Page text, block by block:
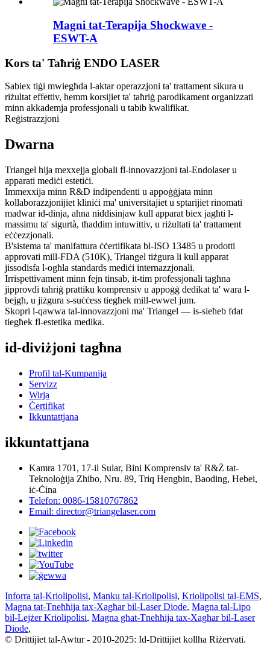
Magni tat-Terapija Shockwave -
ESWT-A
Kors ta' Taħriġ ENDO LASER
Sabiex tiġi mwiegħda l-aktar operazzjoni ta' trattament sikura u
riżultat effettiv, hemm korsijiet ta' taħriġ parodikament organizzati
minn akkademja professjonali u tabib kwalifikat.
Reġistrazzjoni
Dwarna
Triangel hija mexxejja globali fl-innovazzjoni tal-Endolaser u
apparati mediċi estetiċi.
Immexxija minn R&D indipendenti u appoġġjata minn
kollaborazzjonijiet kliniċi ma' universitajiet u sptarijiet rinomati
madwar id-dinja, aħna niddisinjaw kull apparat biex jagħti l-
massimu ta' sigurtà, tħaddim intuwittiv, u riżultati ta' trattament
eċċezzjonali.
B'sistema ta' manifattura ċċertifikata bl-ISO 13485 u prodotti
approvati mill-FDA (510K), Triangel tiżgura li kull apparat
jissodisfa l-ogħla standards mediċi internazzjonali.
Irrispettivament minn fejn tinsab, it-tim professjonali tagħna
jipprovdi taħriġ prattiku komprensiv u appoġġ dedikat ta' wara l-
bejgħ, u jiżgura s-suċċess tiegħek mill-ewwel jum.
Skopri l-qawwa tal-innovazzjoni ma' Triangel — is-sieħeb fdat
tiegħek fl-estetika medika.
id-diviżjoni tagħna
Profil tal-Kumpanija
Servizz
Wirja
Ċertifikat
Ikkuntattjana
ikkuntattjana
Kamra 1701, 17-il Sular, Bini Komprensiv ta' R&Ż tat-
Teknoloġija Zhibo, Nru. 89, Triq Hengbin, Baoding, Hebei,
iċ-Ċina
Telefon: 0086-15810767862
Email: director@triangelaser.com
Inforra tal-Kriolipolisi, Manku tal-Kriolipolisi, Kriolipolisi tal-EMS,
Magna tat-Tneħħija tax-Xagħar bil-Laser Diode, Magna tal-Lipo
bil-Lejżer Kriolipolisi, Magna għat-Tneħħija tax-Xagħar bil-Laser
Diode,
© Drittijiet tal-Awtur - 2010-2025: Id-Drittijiet kollha Riżervati.